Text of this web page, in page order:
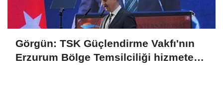
Görgün: TSK Güçlendirme Vakfı'nın
Erzurum Bölge Temsilciliği hizmete